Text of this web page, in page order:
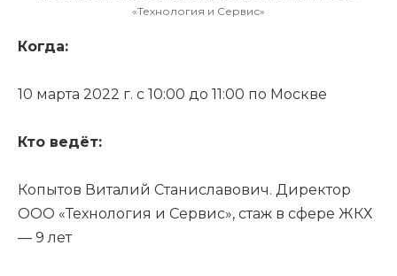
«Технология и Сервис»
Когда:
10 марта 2022 г. с 10:00 до 11:00 по Москве
Кто ведёт:
Копытов Виталий Станиславович. Директор
OOO «Технология и Сервис», стаж в сфере ЖКХ
— 9 лет